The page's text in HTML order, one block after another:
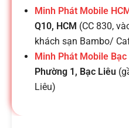
o
ạ
i
Minh Phát Mobile
Q10, HCM (CC 830,
khách sạn Bambo/
Minh Phát Mobile Bạc
Phường 1, Bạc Liêu
Liêu)